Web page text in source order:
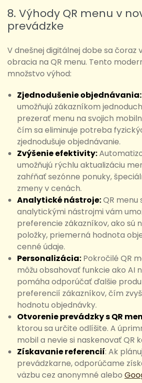
8. Výhody QR menu v
prevádzke
V dnešnej digitálnej dobe sa čoraz
obracia na QR menu. Tento
množstvo výhod:
Zjednodušenie objednávania:
umožňujú zákazníkom
prezerať menu na svojich
čím sa eliminuje potreba
zjednodušuje objednávanie.
Zvýšenie efektivity:
umožňujú rýchlu aktualizáciu
zahŕňať sezónne ponuky,
zmeny v cenách.
Analytické nástroje:QR menu
analytickými nástrojmi vám
preferencie zákazníkov, ako sú
položky, priemerná hodnota
cenné údaje.
Personalizácia: Pokročilé QR
môžu obsahovať funkcie ako AI
pomáha odporúčať ďalšie
preferencií zákazníkov, čím
hodnotu objednávky.
Otvorenie prevádzky s QR
ktorou sa určite odlíšite. A
mobil a nevie si naskenovať QR
Získavanie referencií: Ak
prevádzkarne, odporúčame
väzbu cez anonymné alebo